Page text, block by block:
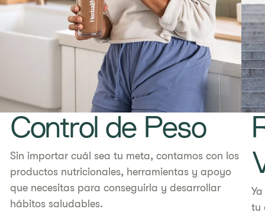
Control de Peso
​​Sin importar cuál sea tu meta, contamos con los
productos nutricionales, herramientas y apoyo
que necesitas para conseguirla y desarrollar
hábitos saludables.
tu